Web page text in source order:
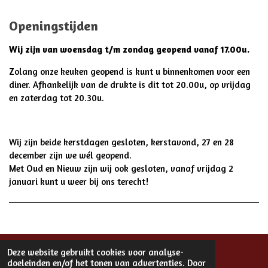
Deze website gebruikt cookies voor analyse-
doeleinden en/of het tonen van advertenties. Door
Openingstijden
Wij zijn van woensdag t/m zondag geopend vanaf 17.00u.
Zolang onze keuken geopend is kunt u binnenkomen voor een
diner. Afhankelijk van de drukte is dit tot 20.00u, op vrijdag
en zaterdag tot 20.30u.
Wij zijn beide kerstdagen gesloten, kerstavond, 27 en 28
december zijn we wél geopend.
Met Oud en Nieuw zijn wij ook gesloten, vanaf vrijdag 2
januari kunt u weer bij ons terecht!